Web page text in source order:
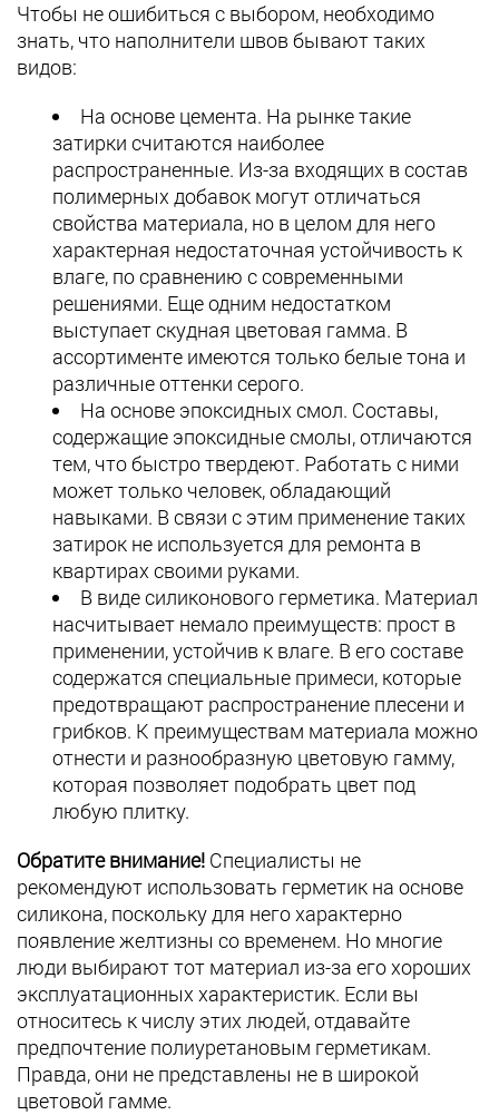
Чтобы не ошибиться с выбором, необходимо
знать, что наполнители швов бывают таких
видов:
На основе цемента. На рынке такие
затирки считаются наиболее
распространенные. Из-за входящих в состав
полимерных добавок могут отличаться
свойства материала, но в целом для него
характерная недостаточная устойчивость к
влаге, по сравнению с современными
решениями. Еще одним недостатком
выступает скудная цветовая гамма. В
ассортименте имеются только белые тона и
различные оттенки серого.
На основе эпоксидных смол. Составы,
содержащие эпоксидные смолы, отличаются
тем, что быстро твердеют. Работать с ними
может только человек, обладающий
навыками. В связи с этим применение таких
затирок не используется для ремонта в
квартирах своими руками.
В виде силиконового герметика. Материал
насчитывает немало преимуществ: прост в
применении, устойчив к влаге. В его составе
содержатся специальные примеси, которые
предотвращают распространение плесени и
грибков. К преимуществам материала можно
отнести и разнообразную цветовую гамму,
которая позволяет подобрать цвет под
любую плитку.
Обратите внимание! Специалисты не
рекомендуют использовать герметик на основе
силикона, поскольку для него характерно
появление желтизны со временем. Но многие
люди выбирают тот материал из-за его хороших
эксплуатационных характеристик. Если вы
относитесь к числу этих людей, отдавайте
предпочтение полиуретановым герметикам.
Правда, они не представлены не в широкой
цветовой гамме.